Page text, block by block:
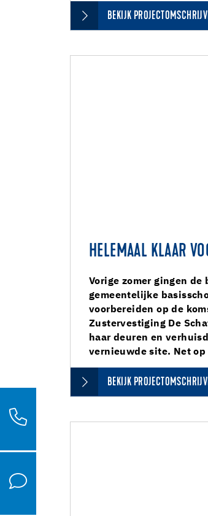
BEKIJK
HELEMAAL KLAAR
Vorige zomer gingen
gemeentelijke
voorbereiden op de
Zustervestiging De
haar deuren en
vernieuwde site. Net
BEKIJK